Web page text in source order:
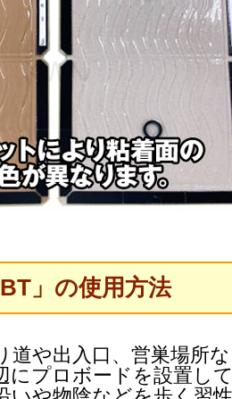
」の使用方法
道や出入口、営巣場所
にプロボードを設置し